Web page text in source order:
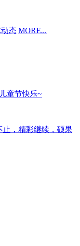
态 MORE...
童节快乐~
止，精彩继续，硕果